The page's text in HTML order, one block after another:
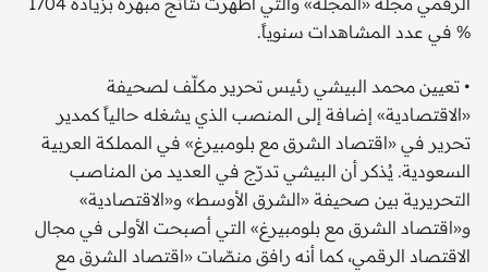
% في عدد المشاهدات سنوياً.
• تعيين محمد البيشي رئيس تحرير مكلّف لصحيفة
«الاقتصادية» إضافة إلى المنصب الذي يشغله حالياً كمدير
تحرير في «اقتصاد الشرق مع بلومبيرغ» في المملكة العربية
السعودية. يُذكر أن البيشي تدرّج في العديد من المناصب
التحريرية بين صحيفة «الشرق الأوسط» و«الاقتصادية»
و«اقتصاد الشرق مع بلومبيرغ» التي أصبحت الأولى في مجال
الاقتصاد الرقمي، كما أنه رافق منصّات «اقتصاد الشرق مع